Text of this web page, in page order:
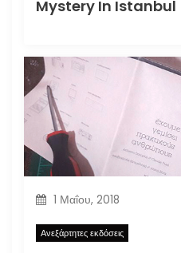
Mystery In Istanbul
1 Μαΐου, 2018
Ανεξάρτητες εκδόσεις